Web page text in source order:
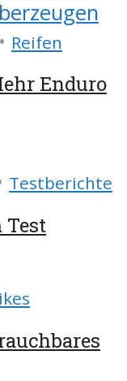
• Reifen
Enduro
Testberichte
Test